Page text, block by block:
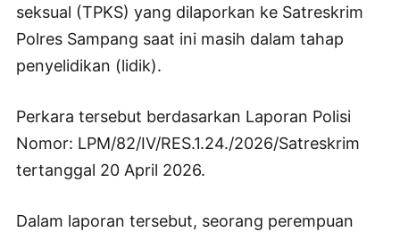
seksual (TPKS) yang dilaporkan ke Satreskrim
Polres Sampang saat ini masih dalam tahap
penyelidikan (lidik).
Perkara tersebut berdasarkan Laporan Polisi
Nomor: LPM/82/IV/RES.1.24./2026/Satreskrim
tertanggal 20 April 2026.
Dalam laporan tersebut, seorang perempuan